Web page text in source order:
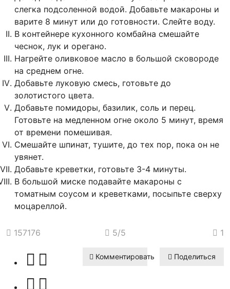
слегка подсоленной водой. Добавьте макароны и
варите 8 минут или до готовности. Слейте воду.
В контейнере кухонного комбайна смешайте
чеснок, лук и орегано.
Нагрейте оливковое масло в большой сковороде
на среднем огне.
Добавьте луковую смесь, готовьте до
золотистого цвета.
Добавьте помидоры, базилик, соль и перец.
Готовьте на медленном огне около 5 минут, время
от времени помешивая.
Смешайте шпинат, тушите, до тех пор, пока он не
увянет.
Добавьте креветки, готовьте 3-4 минуты.
В большой миске подавайте макароны с
томатным соусом и креветками, посыпьте сверху
моцареллой.
157176 5/5 1
Комментировать Поделиться